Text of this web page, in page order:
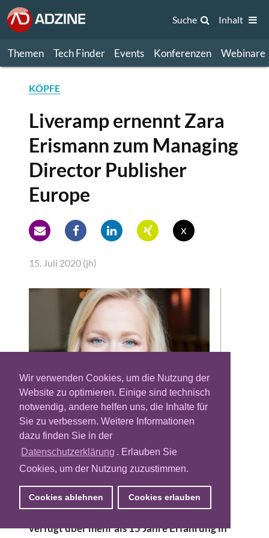
Wir verwenden Cookies, um die Nutzung der
Website zu optimieren. Einige sind technisch
notwendig, andere helfen uns, die Inhalte für
Sie zu verbessern. Weitere Informationen
dazu finden Sie in der
Datenschutzerklärung . Erlauben Sie
Cookies, um der Nutzung zuzustimmen.
Cookies ablehnen Cookies erlauben
Themen Tech Finder Events Konferenzen Webinare
Suche Inhalt
KÖPFE
Liveramp ernennt Zara
Erismann zum Managing
Director Publisher
Europe
x
15. Juli 2020 (jh)
Die Data-Connectivity-Plattform Liveramp
ernennt einen Managing Director Publisher
Europe. Wie das Unternehmen nun bekannt
gab, wird Zara Erismann ab sofort diese
Position übernehmen und die Vermarktung
der Plattform-Lösungen in Europa
verantworten. Die gebürtige Schweizerin
verfügt über mehr als 15 Jahre Erfahrung in